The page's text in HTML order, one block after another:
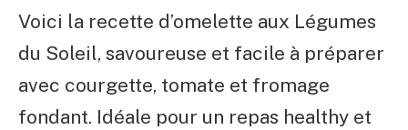
Voici la recette d’omelette aux Légumes
du Soleil, savoureuse et facile à préparer
avec courgette, tomate et fromage
fondant. Idéale pour un repas healthy et